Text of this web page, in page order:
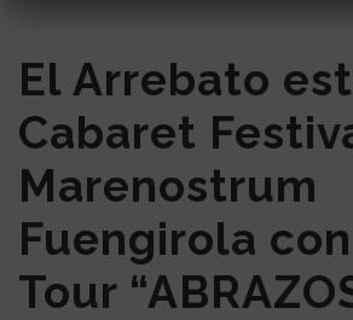
El Arrebato
Cabaret
Marenostrum
Fuengirola
Tour